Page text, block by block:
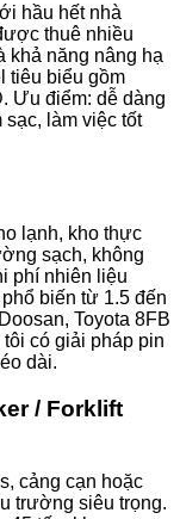
hầu hết nhà
thuê nhiều
khả năng nâng hạ
tiêu biểu gồm
Ưu điểm: dễ dàng
sạc, làm việc tốt
lạnh, kho thực
sạch, không
phí nhiên liệu
biến từ 1.5 đến
Toyota 8FB
có giải pháp pin
dài.
/ Forklift
cảng cạn hoặc
trường siêu trọng.